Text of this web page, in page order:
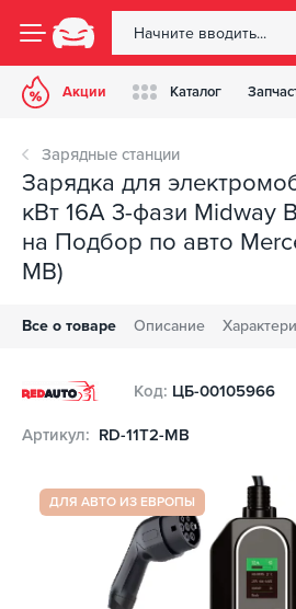
Акции Каталог
Зарядные станции
Зарядка для
кВт 16A 3-фази Midway
на Подбор по авто
MB)
Все о товаре Описание
Код: ЦБ-00105966
Артикул: RD-11T2-MB
ДЛЯ АВТО ИЗ ЕВРОПЫ